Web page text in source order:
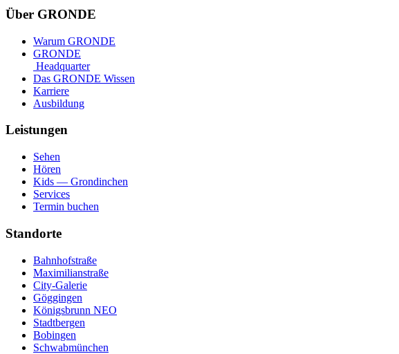
Über GRONDE
Warum GRONDE
GRONDE
Headquarter
Das GRONDE Wissen
Karriere
Ausbildung
Leistungen
Sehen
Hören
Kids — Grondinchen
Services
Termin buchen
Standorte
Bahnhofstraße
Maximilianstraße
City-Galerie
Göggingen
Königsbrunn NEO
Stadtbergen
Bobingen
Schwabmünchen